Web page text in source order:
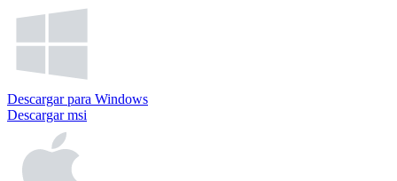
Descargar para Windows
Descargar msi